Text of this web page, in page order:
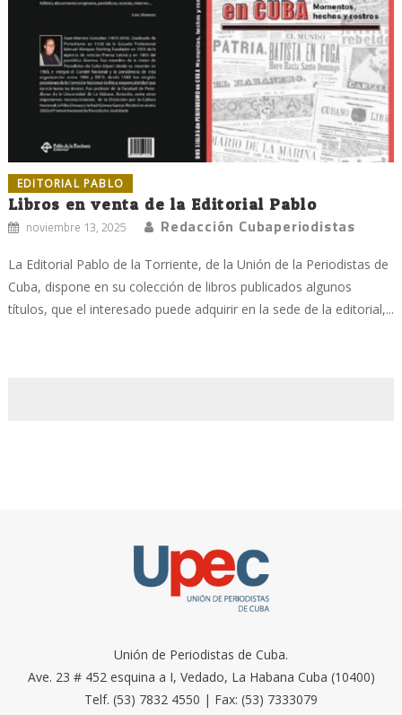
EDITORIAL PABLO
Libros en venta de la Editorial Pablo
noviembre 13, 2025 Redacción Cubaperiodistas
La Editorial Pablo de la Torriente, de la Unión de la Periodistas de
Cuba, dispone en su colección de libros publicados algunos
títulos, que el interesado puede adquirir en la sede de la editorial,...
Unión de Periodistas de Cuba.
Ave. 23 # 452 esquina a I, Vedado, La Habana Cuba (10400)
Telf. (53) 7832 4550 | Fax: (53) 7333079